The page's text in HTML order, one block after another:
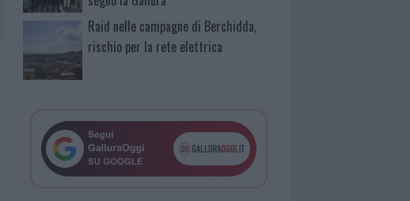
Raid nelle campagne di Berchidda,
rischio per la rete elettrica